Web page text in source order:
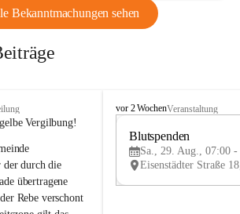
Bekanntmachungen sehen
Vergilbung!
durch die
übertragene
Rebe verschont
B
e
vor 2 WochenVeranstaltung
Blutspenden
Sa., 29. Aug., 07:00 -